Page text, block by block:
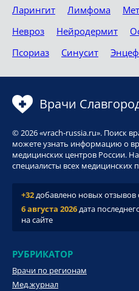
Ларингит
Лимфома
Невроз
Нейродермит
Псориаз
Синусит
Врачи
© 2026 «vrach-russia.ru». Поиск
можете узнать информацию о
медицинских центров России.
специалисты всех медицинских
+32добавлено новых отзывов
6 августа 2026дата
на сайте
РУБРИКАТОР
Врачи по регионам
Мед.журнал